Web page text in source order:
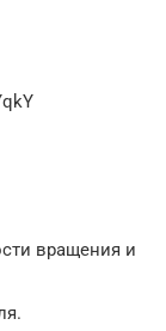
вращения и